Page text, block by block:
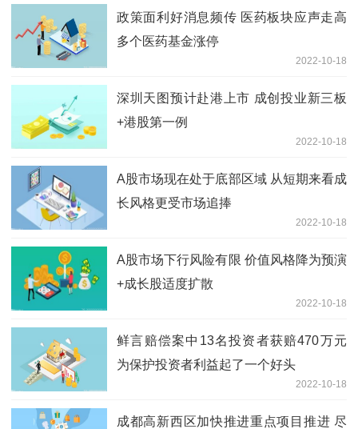
政策面利好消息频传 医药板块应声走高
多个医药基金涨停
2022-10-18
深圳天图预计赴港上市 成创投业新三板
+港股第一例
2022-10-18
A股市场现在处于底部区域 从短期来看成
长风格更受市场追捧
2022-10-18
A股市场下行风险有限 价值风格降为预演
+成长股适度扩散
2022-10-18
鲜言赔偿案中13名投资者获赔470万元
为保护投资者利益起了一个好头
2022-10-18
成都高新西区加快推进重点项目推进 尽